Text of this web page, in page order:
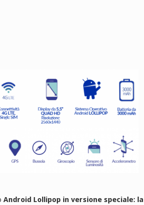
Android Lollipop in versione speciale: la